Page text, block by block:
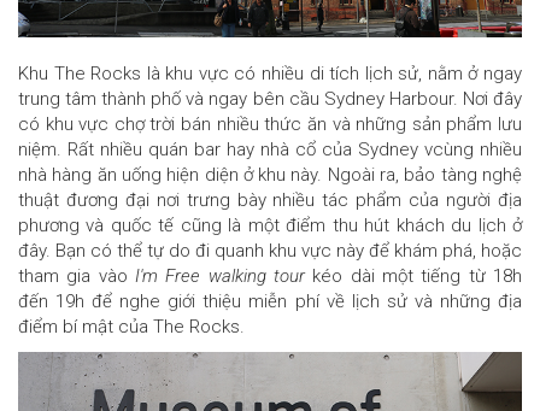
Khu The Rocks là khu vực có nhiều di tích lịch sử, nằm ở ngay
trung tâm thành phố và ngay bên cầu Sydney Harbour. Nơi đây
có khu vực chợ trời bán nhiều thức ăn và những sản phẩm lưu
niệm. Rất nhiều quán bar hay nhà cổ của Sydney vcùng nhiều
nhà hàng ăn uống hiện diện ở khu này. Ngoài ra, bảo tàng nghệ
thuật đương đại nơi trưng bày nhiều tác phẩm của người địa
phương và quốc tế cũng là một điểm thu hút khách du lịch ở
đây. Bạn có thể tự do đi quanh khu vực này để khám phá, hoặc
tham gia vào I'm Free walking tour kéo dài một tiếng từ 18h
đến 19h để nghe giới thiệu miễn phí về lịch sử và những địa
điểm bí mật của The Rocks.